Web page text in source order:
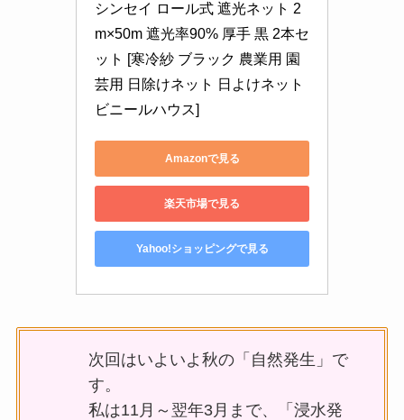
シンセイ ロール式 遮光ネット 2
m×50m 遮光率90% 厚手 黒 2本セ
ット [寒冷紗 ブラック 農業用 園
芸用 日除けネット 日よけネット
ビニールハウス]
Amazonで見る
楽天市場で見る
Yahoo!ショッピングで見る
次回はいよいよ秋の「自然発生」で
す。
私は11月～翌年3月まで、「浸水発